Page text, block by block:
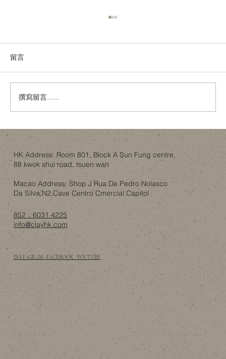
唔使去Idaho！香港樓底8呎都可以有「可開
合屋頂」嘅智慧？
留言
撰寫留言......
HK Address: Room 801, Block A Sun Fung centre,
88 kwok shui road, tsuen wan
Macao Address: Shop J Rua De Pedro Nolasco
Da Silva,N2,Cave Centro Cmercial Capitol
852．6031 4225
info@clayhk.com
INSTAGRAM · FACEBOOK · YOUTUBE